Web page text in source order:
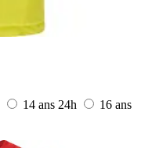
14 ans 24h
16 ans